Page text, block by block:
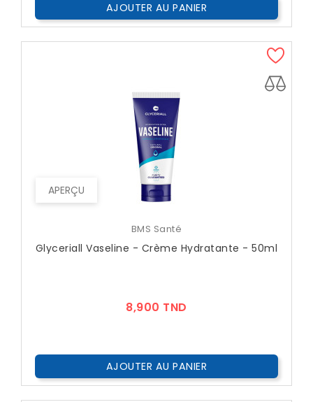
AJOUTER AU PANIER
APERÇU
BMS Santé
Glyceriall Vaseline - Crème Hydratante - 50ml
8,900 TND
AJOUTER AU PANIER